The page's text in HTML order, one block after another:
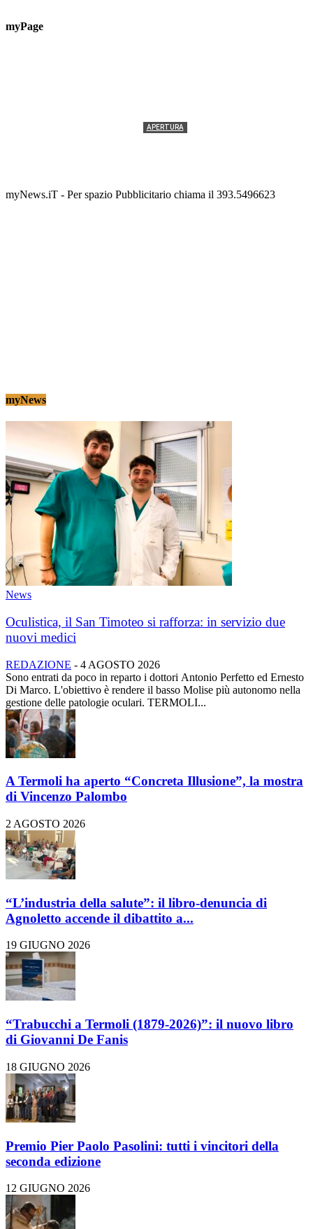
myPage
APERTURA
myNews.iT - Per spazio Pubblicitario chiama il 393.5496623
myNews
News
Oculistica, il San Timoteo si rafforza: in servizio due
nuovi medici
REDAZIONE - 4 AGOSTO 2026
Sono entrati da poco in reparto i dottori Antonio Perfetto ed Ernesto
Di Marco. L'obiettivo è rendere il basso Molise più autonomo nella
gestione delle patologie oculari. TERMOLI...
A Termoli ha aperto “Concreta Illusione”, la mostra
di Vincenzo Palombo
2 AGOSTO 2026
“L’industria della salute”: il libro-denuncia di
Agnoletto accende il dibattito a...
19 GIUGNO 2026
“Trabucchi a Termoli (1879-2026)”: il nuovo libro
di Giovanni De Fanis
18 GIUGNO 2026
Premio Pier Paolo Pasolini: tutti i vincitori della
seconda edizione
12 GIUGNO 2026